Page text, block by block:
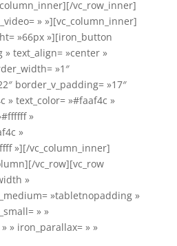
vc_row_inner]
» »][vc_column_inner]
»66px »][iron_button
text_align= »center »
»1″
border_v_padding= »17″
» text_color= »#faaf4c »
»
»
»][/vc_column_inner]
vc_row][vc_row
»
»tabletnopadding »
» »
» iron_parallax= » »